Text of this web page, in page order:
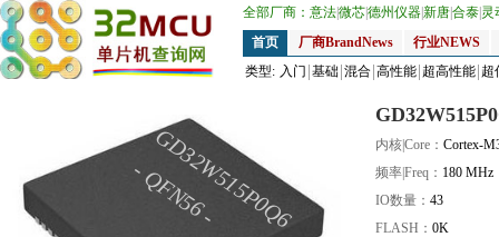
全部厂商： 意法微芯德州仪器新唐合泰 灵
首页
厂商BrandNews
行业NEWS
类型: 入门 基础 混合 高性能 超高性能 超
GD32W515P0Q6
- QFN56 -
内核|Core： Cortex-
频率|Freq： 180 MHz
IO数量： 43
FLASH： 0K